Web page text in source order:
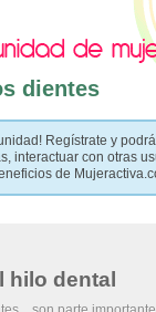
dientes
Regístrate y
interactuar con otras
de
hilo dental